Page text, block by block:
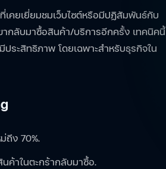
คยเยี่ยมชมเว็บไซต์หรือมีปฏิสัมพันธ์กับ
ากลับมาซื้อสินค้า/บริการอีกครั้ง เทคนิคนี้
ระสิทธิภาพ โดยเฉพาะสำหรับธุรกิจใน
ถึง 70%.
ค้าในตะกร้ากลับมาซื้อ.